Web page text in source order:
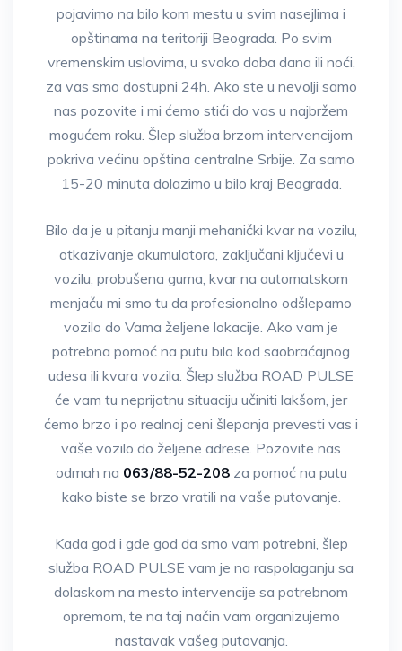
pojavimo na bilo kom mestu u svim nasejlima i
opštinama na teritoriji Beograda. Po svim
vremenskim uslovima, u svako doba dana ili noći,
za vas smo dostupni 24h. Ako ste u nevolji samo
nas pozovite i mi ćemo stići do vas u najbržem
mogućem roku. Šlep služba brzom intervencijom
pokriva većinu opština centralne Srbije. Za samo
15-20 minuta dolazimo u bilo kraj Beograda.
Bilo da je u pitanju manji mehanički kvar na vozilu,
otkazivanje akumulatora, zaključani ključevi u
vozilu, probušena guma, kvar na automatskom
menjaču mi smo tu da profesionalno odšlepamo
vozilo do Vama željene lokacije. Ako vam je
potrebna pomoć na putu bilo kod saobraćajnog
udesa ili kvara vozila. Šlep služba ROAD PULSE
će vam tu neprijatnu situaciju učiniti lakšom, jer
ćemo brzo i po realnoj ceni šlepanja prevesti vas i
vaše vozilo do željene adrese. Pozovite nas
odmah na 063/88-52-208za pomoć na putu
kako biste se brzo vratili na vaše putovanje.
Kada god i gde god da smo vam potrebni, šlep
služba ROAD PULSE vam je na raspolaganju sa
dolaskom na mesto intervencije sa potrebnom
opremom, te na taj način vam organizujemo
nastavak vašeg putovanja.